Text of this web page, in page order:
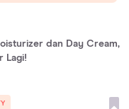
dan Day Cream,
Lagi!